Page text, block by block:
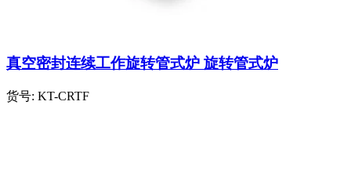
真空密封连续工作旋转管式炉 旋转管式炉
货号: KT-CRTF